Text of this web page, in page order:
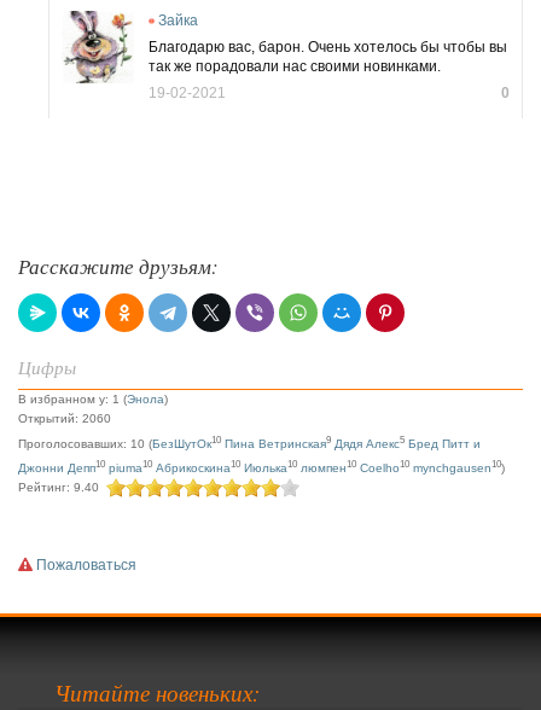
Зайка
Благодарю вас, барон. Очень хотелось бы чтобы вы
так же порадовали нас своими новинками.
0
19-02-2021
Расскажите друзьям:
Цифры
В избранном у: 1 (Энола)
Открытий: 2060
Проголосовавших: 10 (БезШутОк10 Пина Ветринская9 Дядя Алекс5 Бред Питт и
Джонни Депп10 piuma10 Абрикоскина10 Июлька10 люмпен10 Coelho10 mynchgausen10)
Рейтинг: 9.40
Пожаловаться
Читайте новеньких: